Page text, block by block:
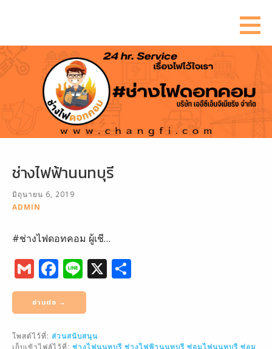
ยัง
เนื้อหา
ช่างไฟฟ้านนทบุรี
มิถุนายน 6, 2019
ADMIN
#ช่างไฟดอทคอม ผู้เชี…
G
m
ai
l
F
a
c
e
Li
n
e
X
อ่านต่อ →
โพสต์ไว้ที่: ส่วนสนับสนุน
เก็บเข้าไฟล์ไว้ที่: ช่างไฟนนทบุรี ช่างไฟฟ้านนทบุรี ซ่อมไฟนนทบุรี ซ่อม